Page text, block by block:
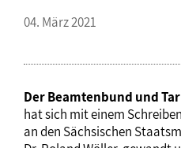
04. März 2021
Der Beamtenbund und
hat sich mit einem
an den Sächsischen